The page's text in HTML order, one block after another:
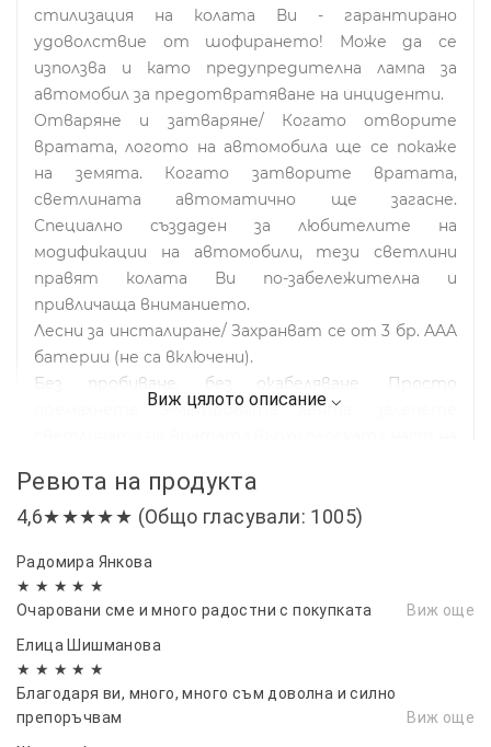
стилизация на колата Ви - гарантирано
удоволствие от шофирането! Може да се
използва и като предупредителна лампа за
автомобил за предотвратяване на инциденти.
Отваряне и затваряне/ Когато отворите
вратата, логото на автомобила ще се покаже
на земята. Когато затворите вратата,
светлината автоматично ще загасне.
Специално създаден за любителите на
модификации на автомобили, тези светлини
правят колата Ви по-забележителна и
привличаща вниманието.
Лесни за инсталиране/ Захранват се от 3 бр. AAA
батерии (не са включени).
Без пробиване, без окабеляване. Просто
премахнете 3-метровата лента, залепете
долната част на рамката.
Опаковка/ 1 комплект от 2 броя светлини.
4 светлини, които ще направят колата ви още
по-яка и по-стилна през нощта.
Перфектни подаръци за семейство, клубни
приятели, фенове на автомобили, приятели.
Като коледен подарък, празничен подарък.
Ревюта на продукта
4,6★★★★★ (Общо гласували: 1005)
Радомира Янкова
★ ★ ★ ★ ★
Очаровани сме и много радостни с покупката
Виж още
Елица Шишманова
★ ★ ★ ★ ★
Благодаря ви, много, много съм доволна и силно
препоръчвам
Виж още